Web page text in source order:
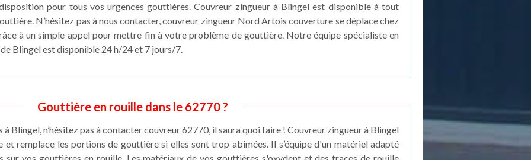
pour tous vos urgences gouttières. Couvreur zingueur à Blingel est disponible à tout
N’hésitez pas à nous contacter, couvreur zingueur Nord Artois couverture se déplace chez
à un simple appel pour mettre fin à votre problème de gouttière. Notre équipe spécialiste en
Blingel est disponible 24 h/24 et 7 jours/7.
Gouttière en rouille dans le 62770 ?
à Blingel, n’hésitez pas à contacter couvreur 62770, il saura quoi faire ! Couvreur zingueur à Blingel
remplace les portions de gouttière si elles sont trop abîmées. Il s’équipe d'un matériel adapté